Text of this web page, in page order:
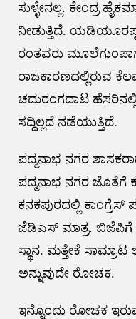
ಸುಳ್ಳೇನಲ್ಲ. ಕೇಂದ್ರ
ನೀಡುತ್ತಿದೆ.
ರಂತವರು
ರಾಜಕಾರಣದಲ್ಲಿರುವ
ಚದುರಂಗದಾಟ
ಸದ್ದಿಲ್ಲದೆ ನಡೆಯುತ್ತಿದೆ.
ಪದ್ಮನಾಭ ನಗರ
ಪದ್ಮನಾಭ ನಗರ ಜೊತೆಗೆ
ಕನಕಪುರದಲ್ಲಿ ಕಾಂಗ್ರೆಸ್
ಜೆಡಿಎಸ್ ಮಾತ್ರ. ಬಿಜೆಪಿಗೆ
ಸ್ಥಾನ. ಮತ್ತೇಕೆ
ಅನ್ನುವುದೇ ರೋಚಕ.
ಇನ್ನೊಂದು ರೋಚಕ